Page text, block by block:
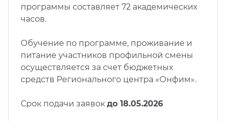
программы составляет 72 академических
часов.
Обучение по программе, проживание и
питание участников профильной смены
осуществляется за счет бюджетных
средств Регионального центра «Онфим».
Срок подачи заявок до 18.05.2026